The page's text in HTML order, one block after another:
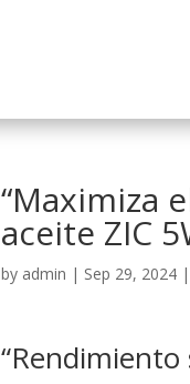
“Maximiza
aceite ZIC
by admin | Sep 29, 2024|